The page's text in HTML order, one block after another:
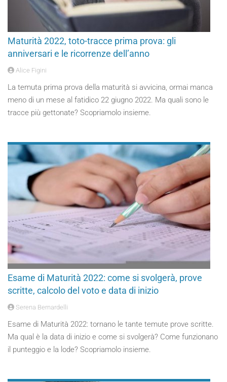
Maturità 2022, toto-tracce prima prova: gli
anniversari e le ricorrenze dell’anno
Alice Figini
La temuta prima prova della maturità si avvicina, ormai manca
meno di un mese al fatidico 22 giugno 2022. Ma quali sono le
tracce più gettonate? Scopriamolo insieme.
Esame di Maturità 2022: come si svolgerà, prove
scritte, calcolo del voto e data di inizio
Serena Bernardelli
Esame di Maturità 2022: tornano le tante temute prove scritte.
Ma qual è la data di inizio e come si svolgerà? Come funzionano
il punteggio e la lode? Scopriamolo insieme.